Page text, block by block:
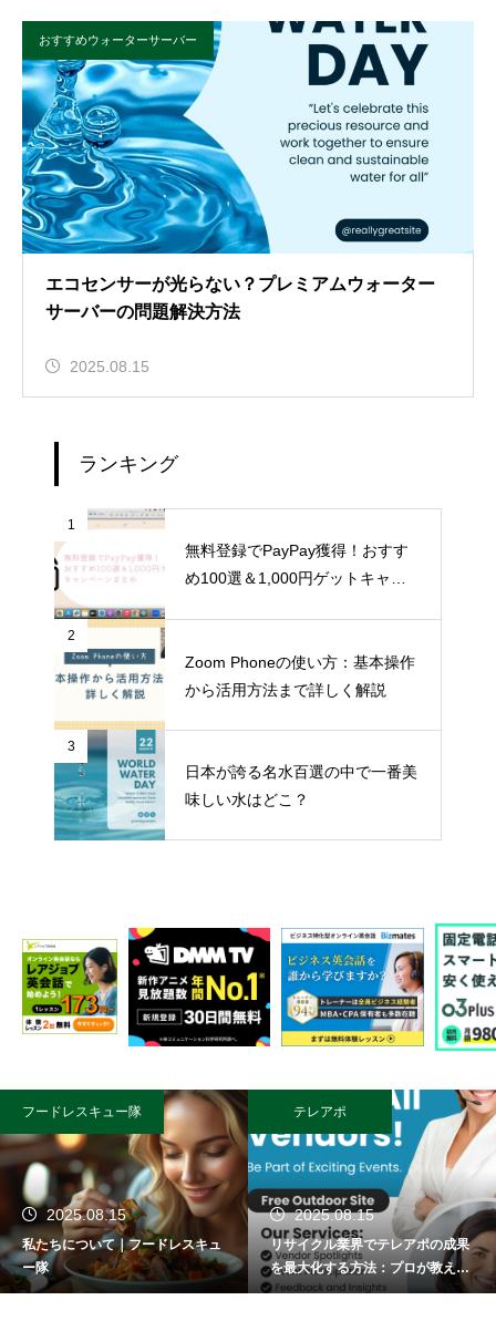
おすすめウォーターサーバー
エコセンサーが光らない？プレミアムウォーター
サーバーの問題解決方法
2025.08.15
ランキング
1
無料登録でPayPay獲得！おすす
め100選＆1,000円ゲットキャン
2
Zoom Phoneの使い方：基本操作
から活用方法まで詳しく解説
3
日本が誇る名水百選の中で一番美
味しい水はどこ？
フードレスキュー隊
2025.08.15
私たちについて｜フードレスキュ
ー隊
テレアポ
2025.08.15
リサイクル業界でテレアポの成果
を最大化する方法：プロが教える
成功術